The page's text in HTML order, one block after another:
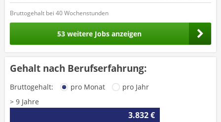
Bruttogehalt bei 40 Wochenstunden
53 weitere Jobs anzeigen
Gehalt nach Berufserfahrung:
Bruttogehalt: pro Monat
pro Jahr
> 9 Jahre
3.832 €